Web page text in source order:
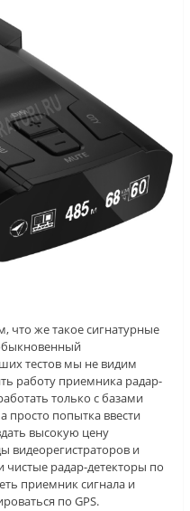
что же такое сигнатурные
тестов мы не видим
работу приемника радар-
только с базами
просто попытка ввести
высокую цену
видеорегистраторов и
радар-детекторы по
приемник сигнала и
по GPS.